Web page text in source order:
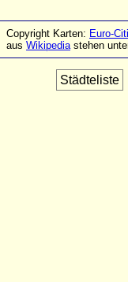
Copyright Karten: Euro-
aus Wikipediastehen
Städteliste